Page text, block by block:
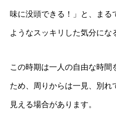
味に没頭できる！」と、まる
ようなスッキリした気分にな
この時期は一人の自由な時間
ため、周りからは一見、別れ
見える場合があります。